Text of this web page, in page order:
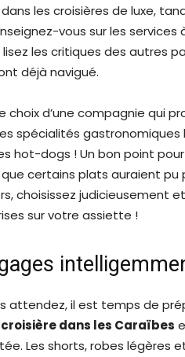
les croisières de luxe,
vous sur les
les critiques des autres
déjà navigué.
choix d’une compagnie qui
spécialités
hot-dogs ! Un bon point
que certains plats auraient
choisissez judicieusement
sur votre assiette !
attendez, il est temps de
dans les Caraïbes
Les shorts, robes légères